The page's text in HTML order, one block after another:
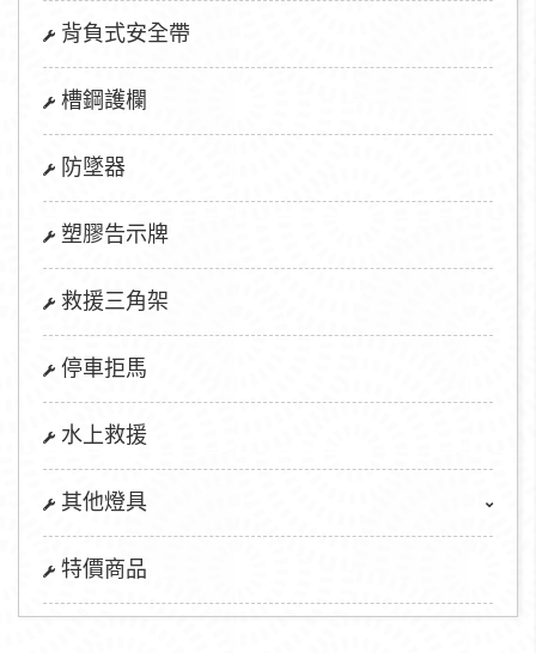
背負式安全帶
槽鋼護欄
防墜器
塑膠告示牌
救援三角架
停車拒馬
水上救援
其他燈具
特價商品